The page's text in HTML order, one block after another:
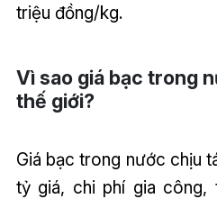
triệu đồng/kg.
Vì sao giá bạc trong
thế giới?
Giá bạc trong nước chịu
tỷ giá, chi phí gia công,